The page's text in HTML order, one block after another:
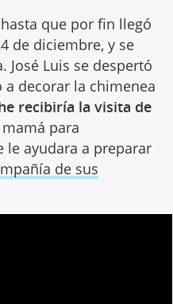
que por fin llegó
de diciembre, y se
José Luis se despertó
decorar la chimenea
recibiría la visita de
mamá para
ayudara a preparar
de sus